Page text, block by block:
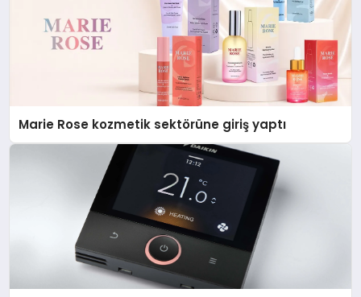
Marie Rose kozmetik sektörüne giriş yaptı